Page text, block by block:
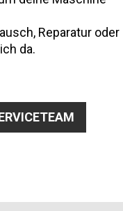
Reparatur oder
da.